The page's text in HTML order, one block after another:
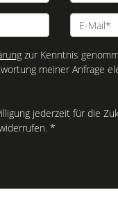
zur Kenntnis
meiner Anfrage
jederzeit für die
*